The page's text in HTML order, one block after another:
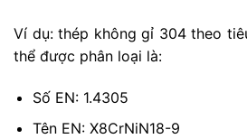
Ví dụ: thép không gỉ 304 theo
thể được phân loại là:
Số EN: 1.4305
Tên EN: X8CrNiN18-9